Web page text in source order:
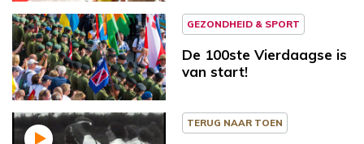
GEZONDHEID & SPORT
De 100ste Vierdaagse is
van start!
TERUG NAAR TOEN